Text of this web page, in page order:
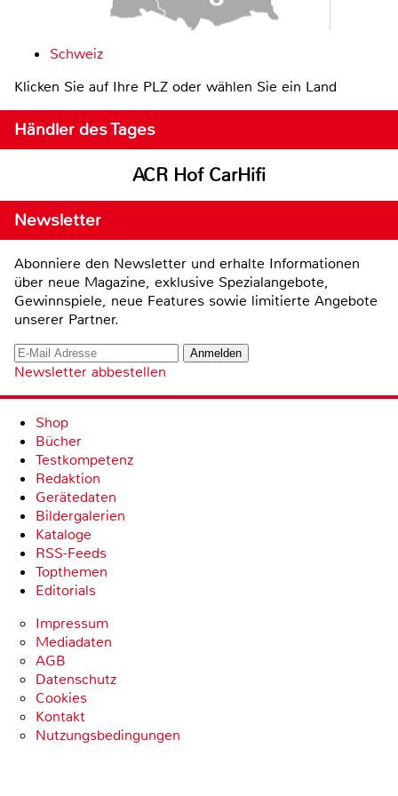
Schweiz
Klicken Sie auf Ihre PLZ oder wählen Sie ein Land
Händler des Tages
ACR Hof CarHifi
Newsletter
Abonniere den Newsletter und erhalte Informationen
über neue Magazine, exklusive Spezialangebote,
Gewinnspiele, neue Features sowie limitierte Angebote
unserer Partner.
Newsletter abbestellen
Shop
Bücher
Testkompetenz
Redaktion
Gerätedaten
Bildergalerien
Kataloge
RSS-Feeds
Topthemen
Editorials
Impressum
Mediadaten
AGB
Datenschutz
Cookies
Kontakt
Nutzungsbedingungen